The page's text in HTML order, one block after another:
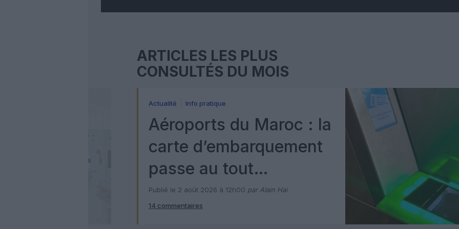
ARTICLES LES PLUS
CONSULTÉS DU MOIS
Actualité Info pratique
Aéroports du Maroc : la
carte d’embarquement
passe au tout
numérique avec Pax
Check
Publié le 2 août 2026 à 12h00 par Alain Hai
14 commentaires